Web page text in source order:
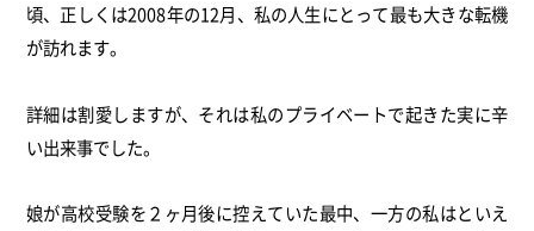
頃、正しくは2008年の12月、私の人生にとって最も大きな転機
が訪れます。
詳細は割愛しますが、それは私のプライベートで起きた実に辛
い出来事でした。
娘が高校受験を２ヶ月後に控えていた最中、一方の私はといえ